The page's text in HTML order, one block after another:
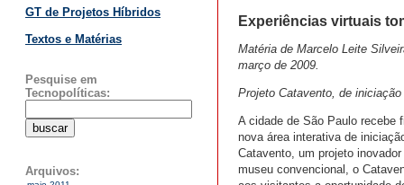
GT de Projetos Híbridos
Textos e Matérias
Pesquise em
Tecnopolíticas:
Arquivos:
Experiências virtuais
Matéria de Marcelo Leite
março de 2009.
Projeto Catavento, de
A cidade de São Paulo recebe
nova área interativa de
Catavento, um projeto
museu convencional, o